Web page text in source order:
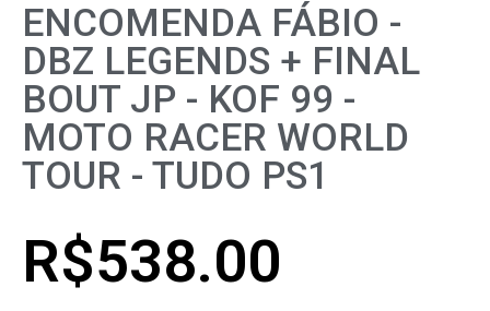
ENCOMENDA FÁBIO -
DBZ LEGENDS + FINAL
BOUT JP - KOF 99 -
MOTO RACER WORLD
TOUR - TUDO PS1
R$538.00